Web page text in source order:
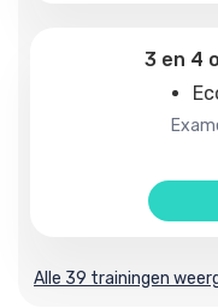
3 en 4
Alle 39 trainingen